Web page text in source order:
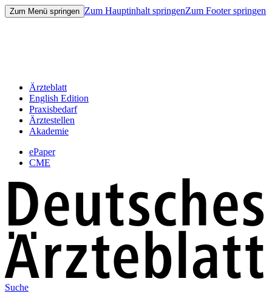
Zum Menü springen Zum Hauptinhalt springenZum Footer springen
Ärzteblatt
English Edition
Praxisbedarf
Ärztestellen
Akademie
ePaper
CME
Suche